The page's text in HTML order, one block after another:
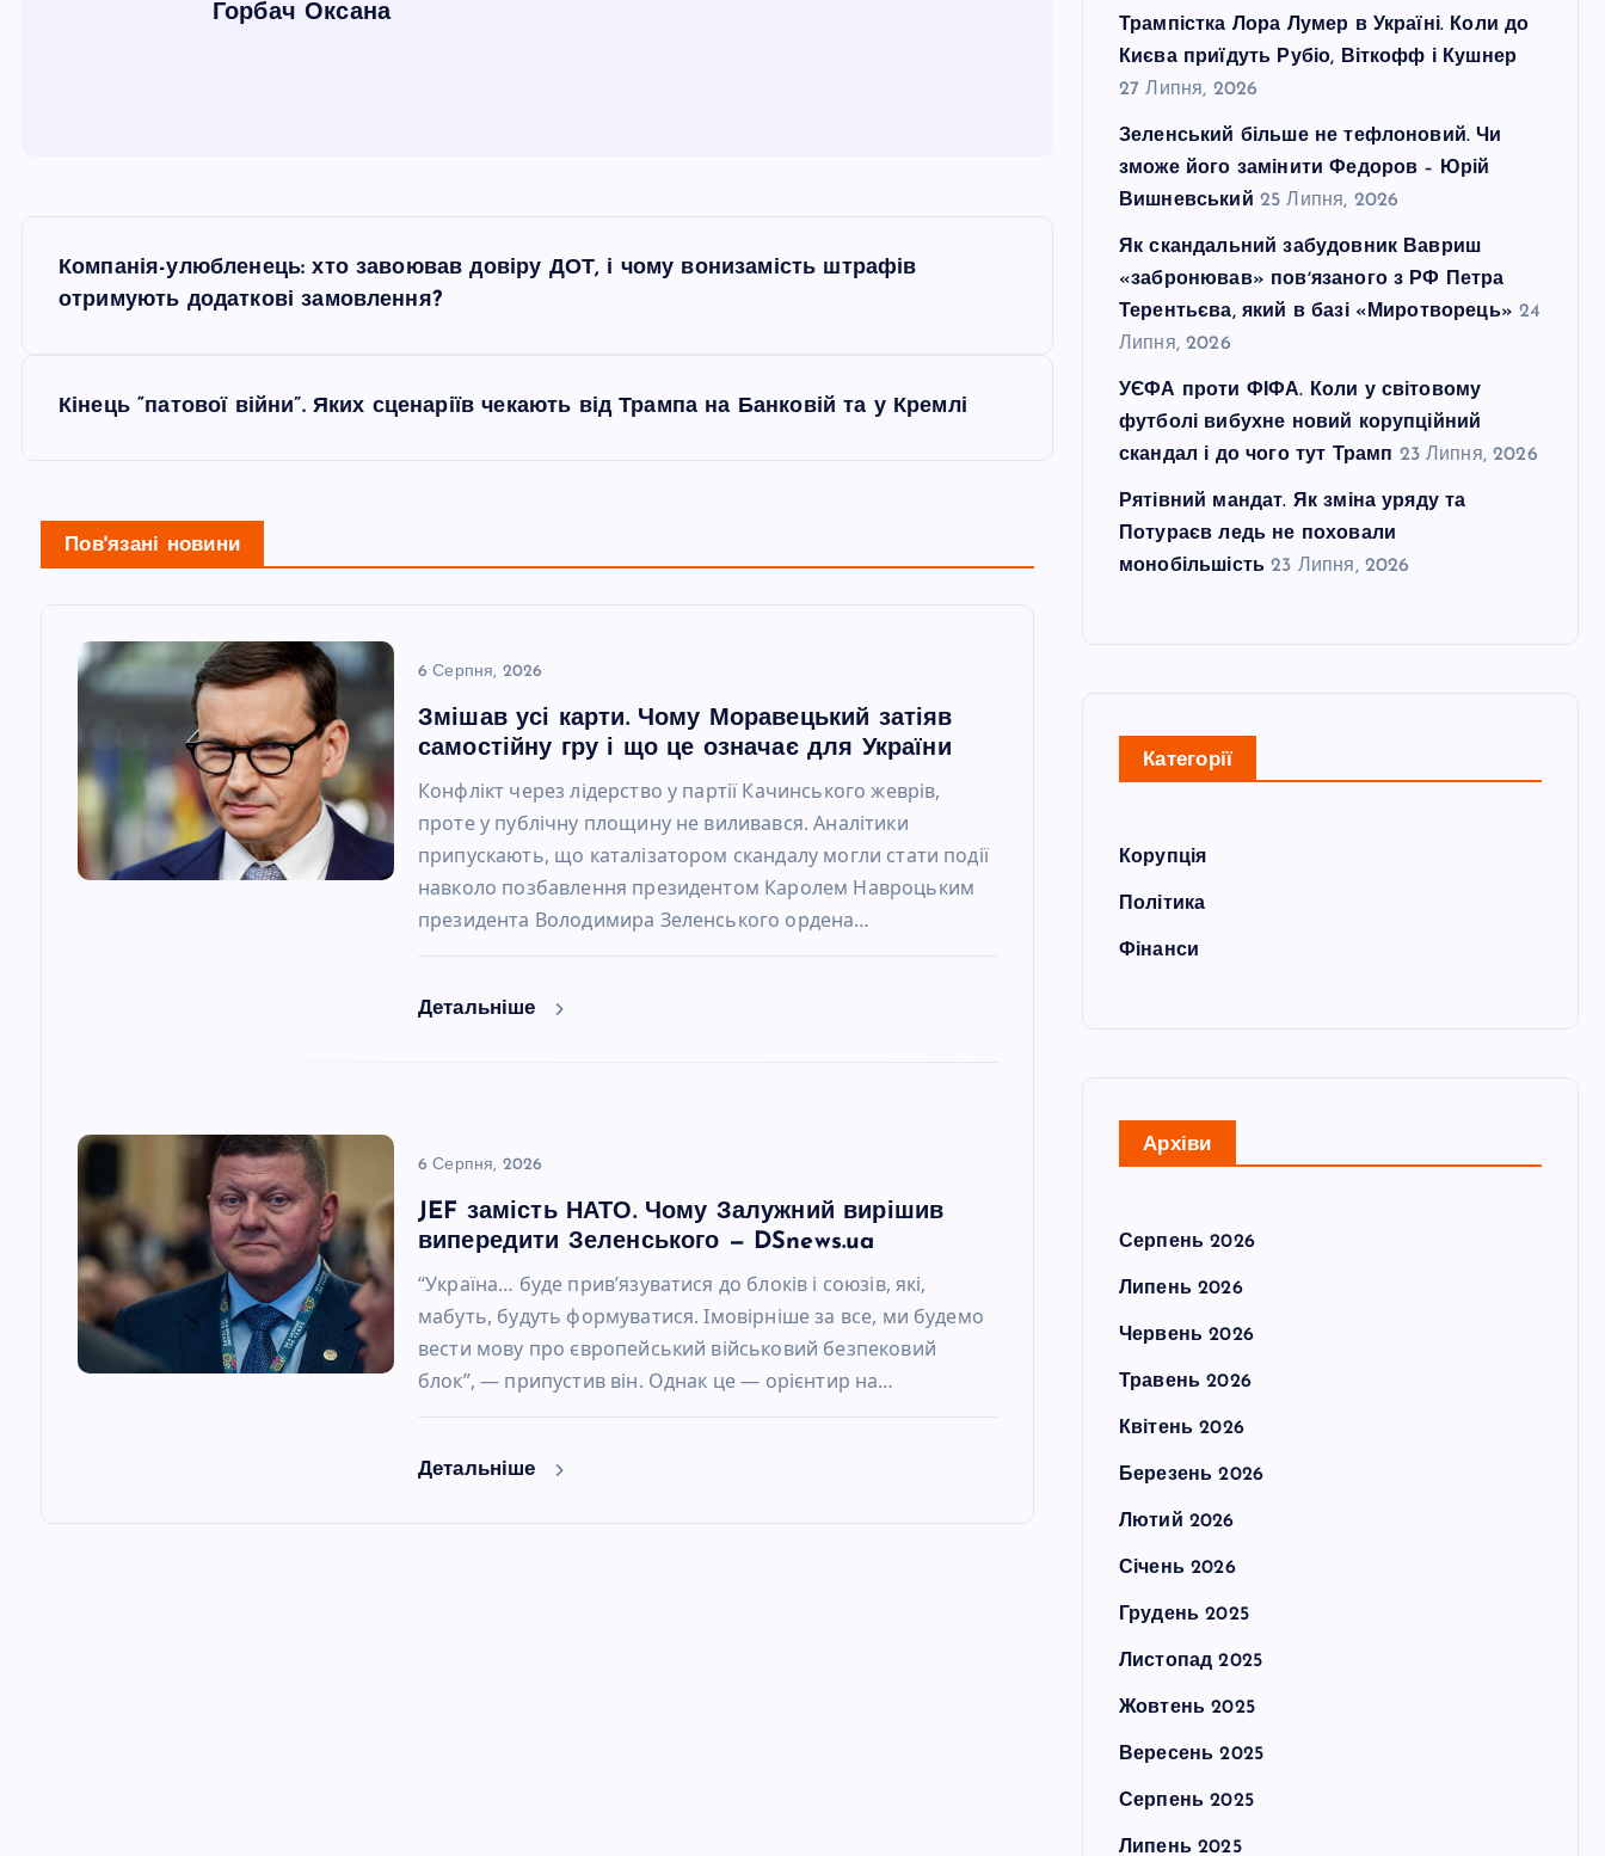
Горбач Оксана
Н
г
а
Компанія-улюбленець: хто завоював довіру ДОТ, і чому вонизамість штрафів
отримують додаткові замовлення?
Кінець “патової війни”. Яких сценаріїв чекають від Трампа на Банковій та у Кремлі
Пов'язані новини
6 Серпня, 2026
Змішав усі карти. Чому Моравецький затіяв
самостійну гру і що це означає для України
Конфлікт через лідерство у партії Качинського жеврів,
проте у публічну площину не виливався. Аналітики
припускають, що каталізатором скандалу могли стати події
навколо позбавлення президентом Каролем Навроцьким
президента Володимира Зеленського ордена…
Детальніше
6 Серпня, 2026
JEF замість НАТО. Чому Залужний вирішив
випередити Зеленського — DSnews.ua
“Україна… буде прив’язуватися до блоків і союзів, які,
мабуть, будуть формуватися. Імовірніше за все, ми будемо
вести мову про європейський військовий безпековий
блок”, — припустив він. Однак це — орієнтир на…
Детальніше
Трампістка Лора Лумер в Україні. Коли до
Києва приїдуть Рубіо, Віткофф і Кушнер
27 Липня, 2026
Зеленський більше не тефлоновий. Чи
зможе його замінити Федоров – Юрій
Вишневський 25 Липня, 2026
Як скандальний забудовник Вавриш
«забронював» повʼязаного з РФ Петра
Терентьєва, який в базі «Миротворець» 24
Липня, 2026
УЄФА проти ФІФА. Коли у світовому
футболі вибухне новий корупційний
скандал і до чого тут Трамп 23 Липня, 2026
Рятівний мандат. Як зміна уряду та
Потураєв ледь не поховали
монобільшість 23 Липня, 2026
Категорії
Корупція
Політика
Фінанси
Архіви
Серпень 2026
Липень 2026
Червень 2026
Травень 2026
Квітень 2026
Березень 2026
Лютий 2026
Січень 2026
Грудень 2025
Листопад 2025
Жовтень 2025
Вересень 2025
Серпень 2025
Липень 2025